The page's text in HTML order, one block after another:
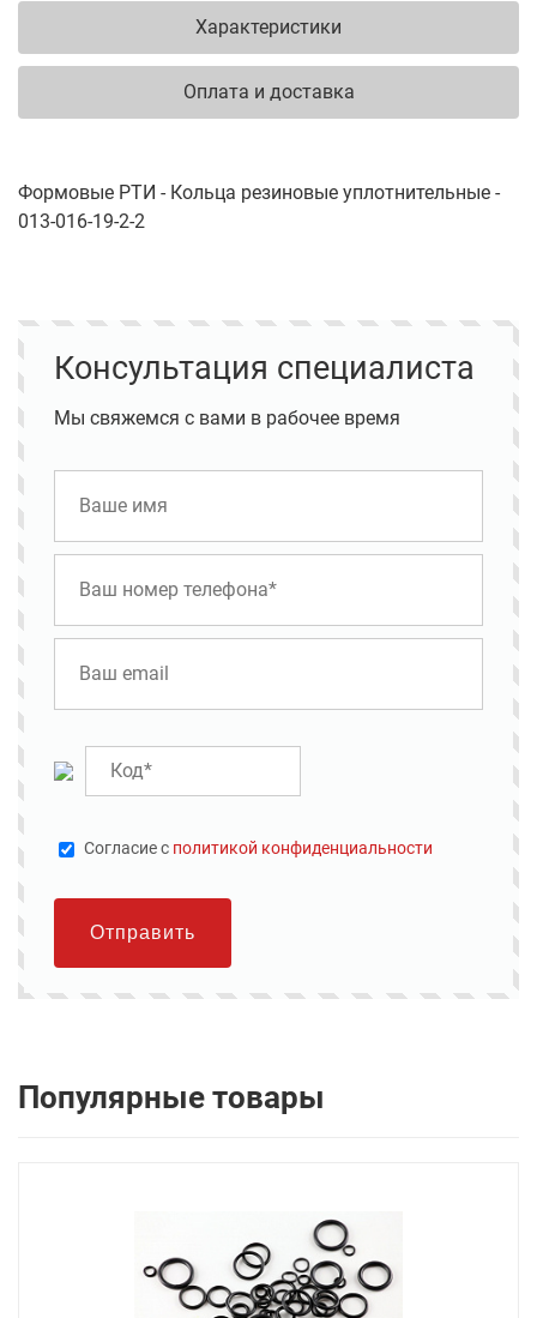
Характеристики
Оплата и доставка
Формовые РТИ - Кольца резиновые уплотнительные -
013-016-19-2-2
Консультация специалиста
Мы свяжемся с вами в рабочее время
Cогласие с политикой конфиденциальности
Отправить
Популярные товары